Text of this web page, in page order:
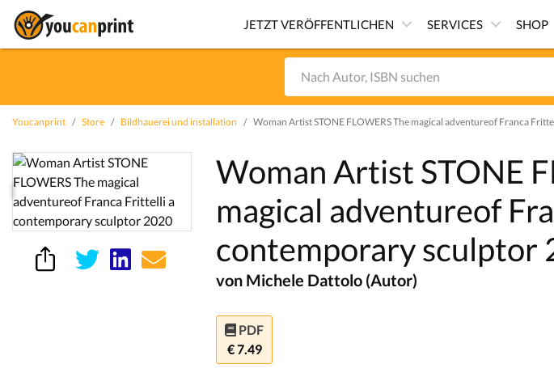
JETZT VERÖFFENTLICHEN SERVICES SHOP
Youcanprint Store Bildhauerei und installation Woman Artist STONE FLOWERS The magical adventureof Franca
Woman Artist STONE
magical adventureof
contemporary sculptor
von Michele Dattolo (Autor)
PDF
€ 7.49